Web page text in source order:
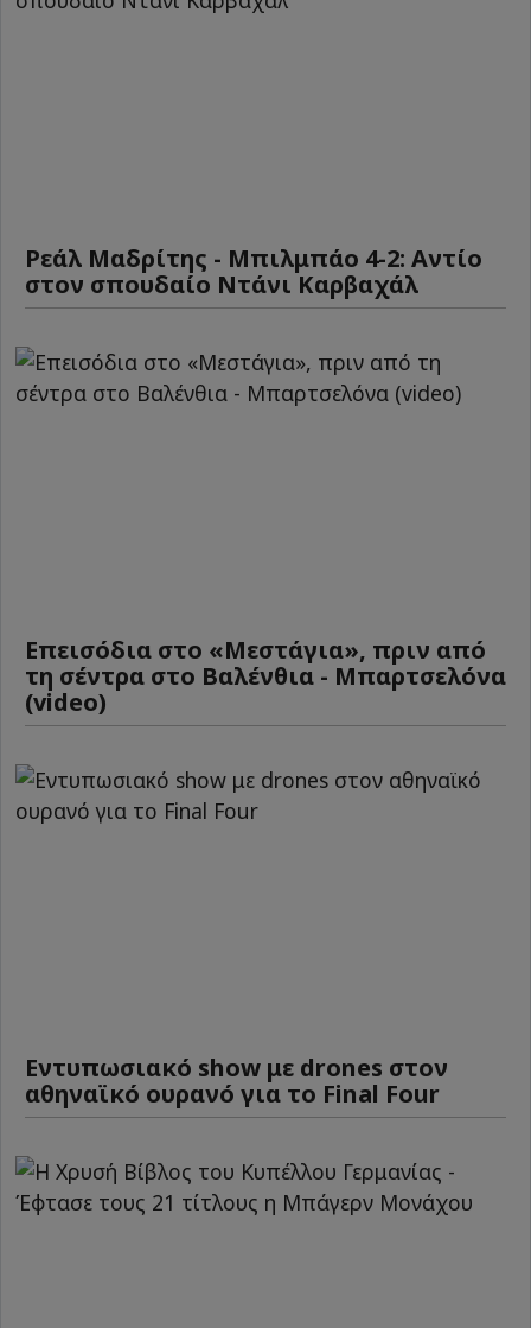
Ρεάλ Μαδρίτης - Μπιλμπάο 4-2: Αντίο
στον σπουδαίο Ντάνι Καρβαχάλ
Επεισόδια στο «Μεστάγια», πριν από
τη σέντρα στο Βαλένθια - Μπαρτσελόνα
(video)
Εντυπωσιακό show με drones στον
αθηναϊκό ουρανό για το Final Four